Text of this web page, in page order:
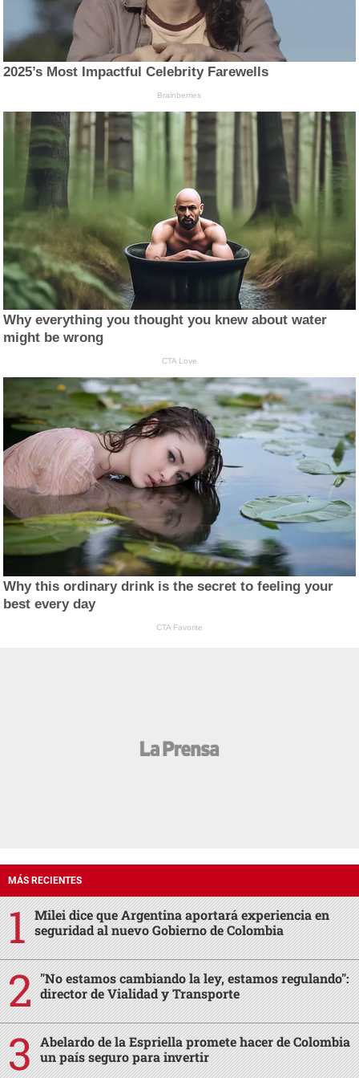
2025’s Most Impactful Celebrity Farewells
Brainberries
Why everything you thought you knew about water
might be wrong
CTA Love
Why this ordinary drink is the secret to feeling your
best every day
CTA Favorite
MÁS RECIENTES
Milei dice que Argentina aportará experiencia en
seguridad al nuevo Gobierno de Colombia
"No estamos cambiando la ley, estamos regulando":
director de Vialidad y Transporte
Abelardo de la Espriella promete hacer de Colombia
un país seguro para invertir